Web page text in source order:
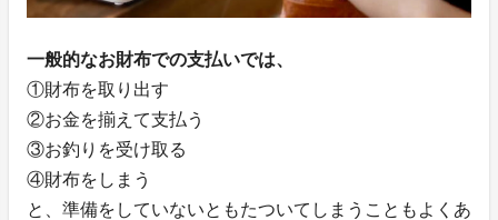
一般的なお財布での支払いでは、
①財布を取り出す
②お金を揃えて支払う
③お釣りを受け取る
④財布をしまう
と、準備をしていないともたついてしまうこともよくあ